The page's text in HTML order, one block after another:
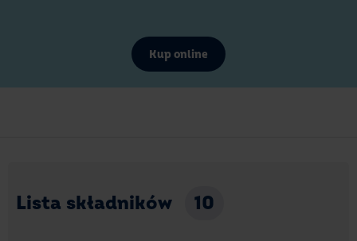
Kup online
Lista składników 10